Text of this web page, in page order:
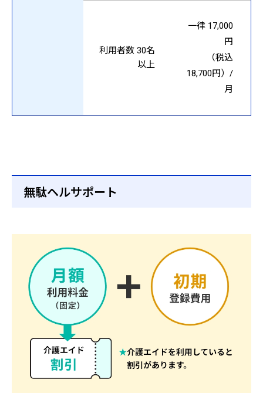
利用者数 30名
以上
一律 17,000
円
（税込
18,700円）/
月
無駄ヘルサポート